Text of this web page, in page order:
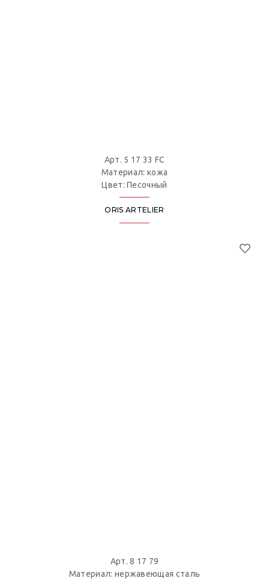
Арт. 5 17 33 FC
Материал: кожа
Цвет: Песочный
ORIS ARTELIER
Арт. 8 17 79
Материал: нержавеющая сталь